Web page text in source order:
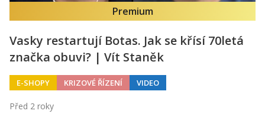
Premium
Vasky restartují Botas. Jak se křísí 70letá
značka obuvi? | Vít Staněk
E-SHOPY KRIZOVÉ ŘÍZENÍ VIDEO
Před 2 roky